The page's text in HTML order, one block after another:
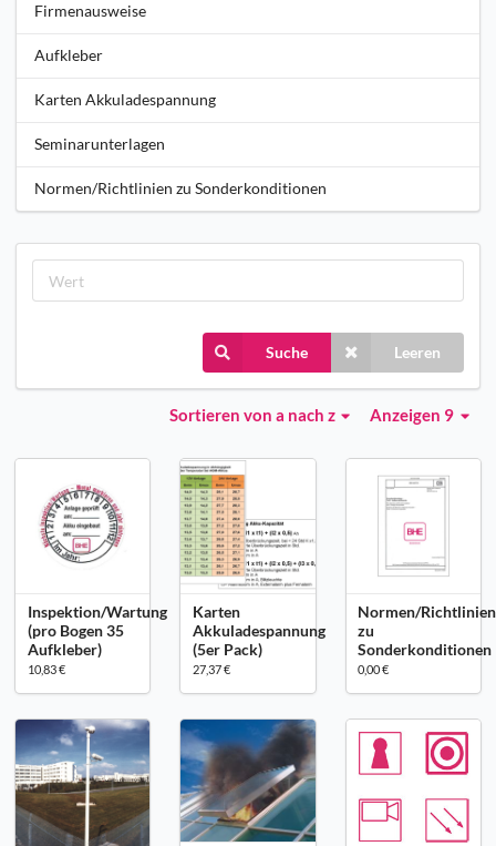
Firmenausweise
Aufkleber
Karten Akkuladespannung
Seminarunterlagen
Normen/Richtlinien zu Sonderkonditionen
Suche Leeren
Anzeigen 9
Sortieren von a nach z
Inspektion/Wartung
(pro Bogen 35
Aufkleber)
10,83 €
Karten
Akkuladespannung
(5er Pack)
27,37 €
Normen/Richtlinien
zu
Sonderkonditionen
0,00 €